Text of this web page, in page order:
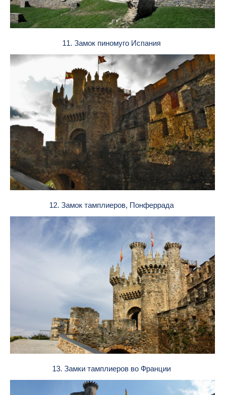
11. Замок пиномуго Испания
12. Замок тамплиеров, Понферрада
13. Замки тамплиеров во Франции